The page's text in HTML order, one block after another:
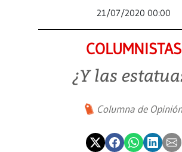
21/07/2020 00:00
COLUMNISTAS
¿Y las
Columna de Opinión